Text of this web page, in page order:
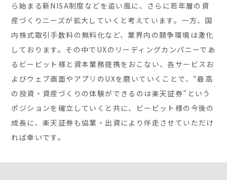
ら始まる新NISA制度などを追い風に、さらに若年層の資
産づくりニーズが拡大していくと考えています。一方、国
内株式取引手数料の無料化など、業界内の競争環境は激化
しております。その中でUXのリーディングカンパニーであ
るビービット様と資本業務提携をおこない、各サービスお
よびウェブ画面やアプリのUXを磨いていくことで、“最高
の投資・資産づくりの体験ができるのは楽天証券”という
ポジションを確立していくと共に、ビービット様の今後の
成長に、楽天証券も協業・出資により伴走させていただけ
れば幸いです。